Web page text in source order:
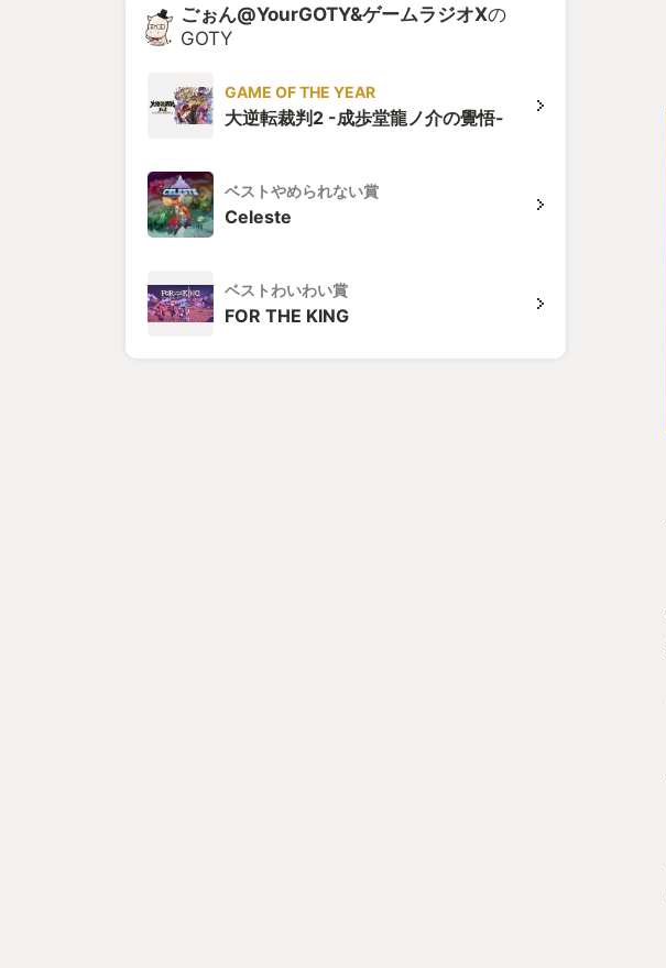
ごぉん@YourGOTY&ゲームラジオXの
GOTY
GAME OF THE YEAR
大逆転裁判2 -成歩堂龍ノ介の覺悟-
ベストやめられない賞
Celeste
ベストわいわい賞
FOR THE KING